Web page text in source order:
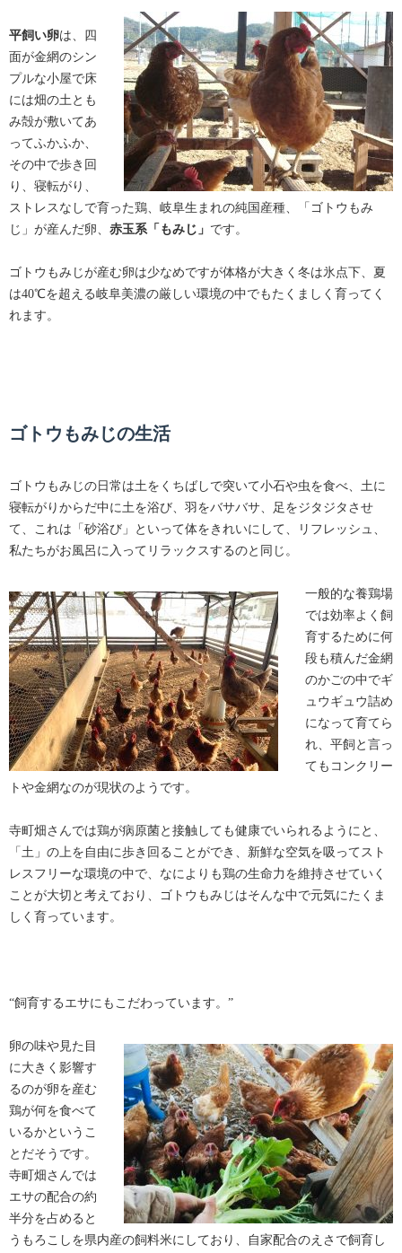
平飼い卵は、四
面が金網のシン
プルな小屋で床
には畑の土とも
み殻が敷いてあ
ってふかふか、
その中で歩き回
り、寝転がり、
ストレスなしで育った鶏、岐阜生まれの純国産種、「ゴトウもみ
じ」が産んだ卵、 赤玉系「もみじ」 です。
ゴトウもみじが産む卵は少なめですが体格が大きく冬は氷点下、夏
は40℃を超える岐阜美濃の厳しい環境の中でもたくましく育ってく
れます。
ゴトウもみじの生活
ゴトウもみじの日常は土をくちばしで突いて小石や虫を食べ、土に
寝転がりからだ中に土を浴び、羽をバサバサ、足をジタジタさせ
て、これは「砂浴び」といって体をきれいにして、リフレッシュ、
私たちがお風呂に入ってリラックスするのと同じ。
一般的な養鶏場
では効率よく飼
育するために何
段も積んだ金網
のかごの中でギ
ュウギュウ詰め
になって育てら
れ、平飼と言っ
てもコンクリー
トや金網なのが現状のようです。
寺町畑さんでは鶏が病原菌と接触しても健康でいられるようにと、
「土」の上を自由に歩き回ることができ、新鮮な空気を吸ってスト
レスフリーな環境の中で、なによりも鶏の生命力を維持させていく
ことが大切と考えており、ゴトウもみじはそんな中で元気にたくま
しく育っています。
“飼育するエサにもこだわっています。”
卵の味や見た目
に大きく影響す
るのが卵を産む
鶏が何を食べて
いるかというこ
とだそうです。
寺町畑さんでは
エサの配合の約
半分を占めると
うもろこしを県内産の飼料米にしており、自家配合のえさで飼育し